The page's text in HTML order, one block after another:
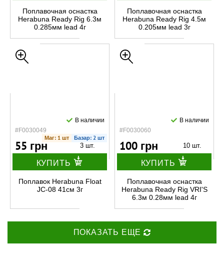
Поплавочная оснастка
Herabuna Ready Rig 6.3м
0.285мм lead 4г
Поплавочная оснастка
Herabuna Ready Rig 4.5м
0.205мм lead 3г
#F0030049
В наличии
Маг: 1 шт Базар: 2 шт
55 грн 3 шт.
КУПИТЬ
Поплавок Herabuna Float
JC-08 41см 3г
#F0030060
В наличии
100 грн 10 шт.
КУПИТЬ
Поплавочная оснастка
Herabuna Ready Rig VRI'S
6.3м 0.28мм lead 4г
ПОКАЗАТЬ ЕЩЕ